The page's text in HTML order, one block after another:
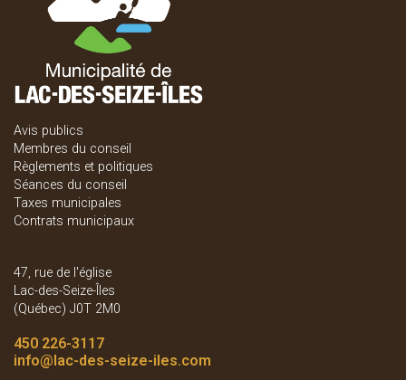
Avis publics
Membres du conseil
Règlements et politiques
Séances du conseil
Taxes municipales
Contrats municipaux
47, rue de l'église
Lac-des-Seize-Îles
(Québec) J0T 2M0
450 226-3117
info@lac-des-seize-iles.com